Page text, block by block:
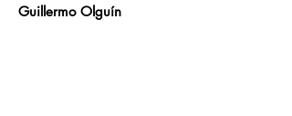
Guillermo Olguín